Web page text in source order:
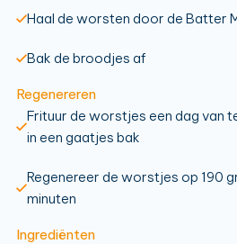
Haal de worsten door de Batter
Bak de broodjes af
Regenereren
Frituur de worstjes een dag van
in een gaatjes bak
Regenereer de worstjes op 190
minuten
Ingrediënten